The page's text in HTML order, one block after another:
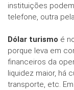
instituições
telefone, outra
Dólar turismo é
porque leva em
financeiros da
liquidez maior, há
transporte, etc.